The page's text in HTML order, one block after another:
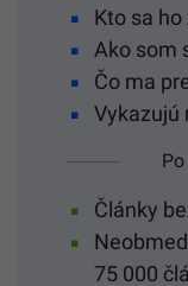
Kto sa
Ako som
Čo ma
Vykazujú
Články
75 000